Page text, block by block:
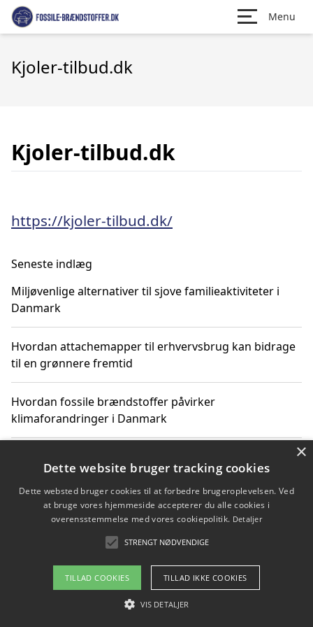
Menu
Kjoler-tilbud.dk
Kjoler-tilbud.dk
https://kjoler-tilbud.dk/
Seneste indlæg
Miljøvenlige alternativer til sjove familieaktiviteter i
Danmark
Hvordan attachemapper til erhvervsbrug kan bidrage
til en grønnere fremtid
Hvordan fossile brændstoffer påvirker
klimaforandringer i Danmark
klimaændringer
Hvordan citater om fossile brændstoffer kan ændre
Copyright 2026 - Pilanto Aps
Om / kontakt
×
Dette website bruger tracking cookies
Dette websted bruger cookies til at forbedre brugeroplevelsen. Ved
at bruge vores hjemmeside accepterer du alle cookies i
overensstemmelse med vores cookiepolitik. Detaljer
STRENGT NØDVENDIGE
TILLAD COOKIES TILLAD IKKE COOKIES
VIS DETALJER